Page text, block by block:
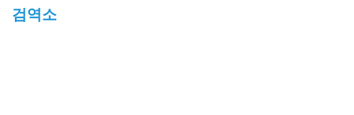
검역소